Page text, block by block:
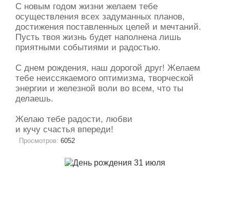
С новым годом жизни желаем тебе
осуществления всех задуманных планов,
достижения поставленных целей и мечтаний.
Пусть твоя жизнь будет наполнена лишь
приятными событиями и радостью.
С днем рождения, наш дорогой друг! Желаем
тебе неиссякаемого оптимизма, творческой
энергии и железной воли во всем, что ты
делаешь.
Желаю тебе радости, любви
и кучу счастья впереди!
Просмотров: 6052